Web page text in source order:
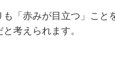
も「赤みが目立つ」こと
考えられます。